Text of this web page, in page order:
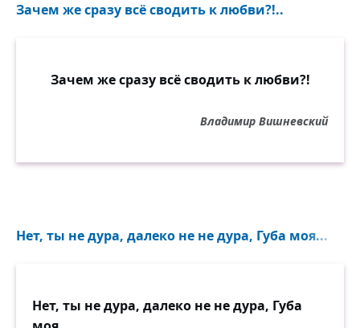
Зачем же сразу всё сводить к любви?!..
Зачем же сразу всё сводить к любви?!
Владимир Вишневский
Нет, ты не дура, далеко не не дура, Губа моя...
Нет, ты не дура, далеко не не дура, Губа